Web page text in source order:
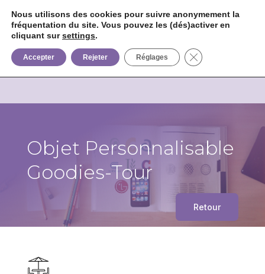
  +33 6 85 75 02 09
Objet Personnalisable
Goodies-Tour
Retour
Nous utilisons des cookies pour suivre anonymement la
fréquentation du site. Vous pouvez les (dés)activer en
cliquant sursettings.
Accepter Rejeter Réglages Fermer la